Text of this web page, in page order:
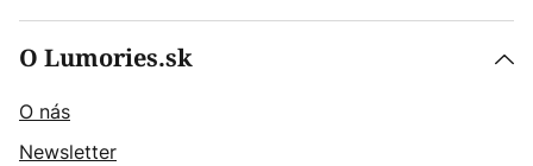
O Lumories.sk
O nás
Newsletter